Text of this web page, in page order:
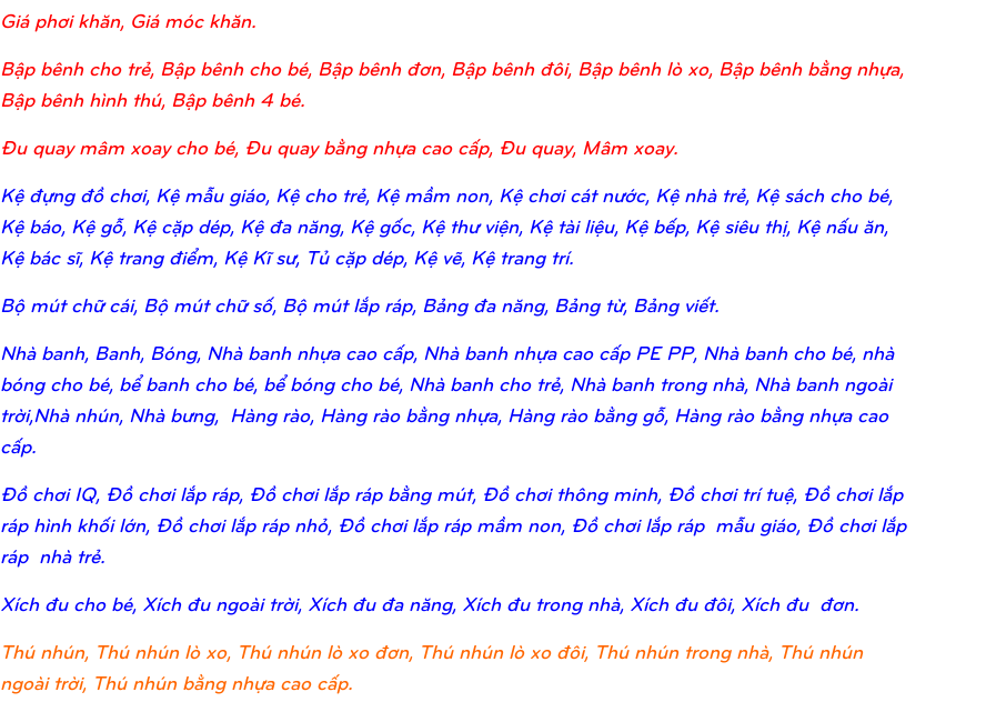
Giá phơi khăn, Giá móc khăn.
Bập bênh cho trẻ, Bập bênh cho bé, Bập bênh đơn, Bập bênh đôi, Bập bênh lò xo, Bập bênh bằng nhựa,
Bập bênh hình thú, Bập bênh 4 bé.
Đu quay mâm xoay cho bé, Đu quay bằng nhựa cao cấp, Đu quay, Mâm xoay.
Kệ đựng đồ chơi, Kệ mẫu giáo, Kệ cho trẻ, Kệ mầm non, Kệ chơi cát nước, Kệ nhà trẻ, Kệ sách cho bé,
Kệ báo, Kệ gỗ, Kệ cặp dép, Kệ đa năng, Kệ gốc, Kệ thư viện, Kệ tài liệu, Kệ bếp, Kệ siêu thị, Kệ nấu ăn,
Kệ bác sĩ, Kệ trang điểm, Kệ Kĩ sư, Tủ cặp dép, Kệ vẽ, Kệ trang trí.
Bộ mút chữ cái, Bộ mút chữ số, Bộ mút lắp ráp, Bảng đa năng, Bảng từ, Bảng viết.
Nhà banh, Banh, Bóng, Nhà banh nhựa cao cấp, Nhà banh nhựa cao cấp PE PP, Nhà banh cho bé, nhà
bóng cho bé, bể banh cho bé, bể bóng cho bé, Nhà banh cho trẻ, Nhà banh trong nhà, Nhà banh ngoài
trời,Nhà nhún, Nhà bưng, Hàng rào, Hàng rào bằng nhựa, Hàng rào bằng gỗ, Hàng rào bằng nhựa cao
cấp.
Đồ chơi IQ, Đồ chơi lắp ráp, Đồ chơi lắp ráp bằng mút, Đồ chơi thông minh, Đồ chơi trí tuệ, Đồ chơi lắp
ráp hình khối lớn, Đồ chơi lắp ráp nhỏ, Đồ chơi lắp ráp mầm non, Đồ chơi lắp ráp mẫu giáo, Đồ chơi lắp
ráp nhà trẻ.
Xích đu cho bé, Xích đu ngoài trời, Xích đu đa năng, Xích đu trong nhà, Xích đu đôi, Xích đu đơn.
Thú nhún, Thú nhún lò xo, Thú nhún lò xo đơn, Thú nhún lò xo đôi, Thú nhún trong nhà, Thú nhún
ngoài trời, Thú nhún bằng nhựa cao cấp.